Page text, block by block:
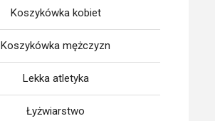
Koszykówka kobiet
Koszykówka mężczyzn
Lekka atletyka
Łyżwiarstwo